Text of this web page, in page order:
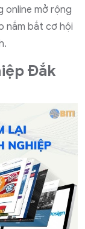
online mở rộng
nắm bắt cơ hội
Đắk